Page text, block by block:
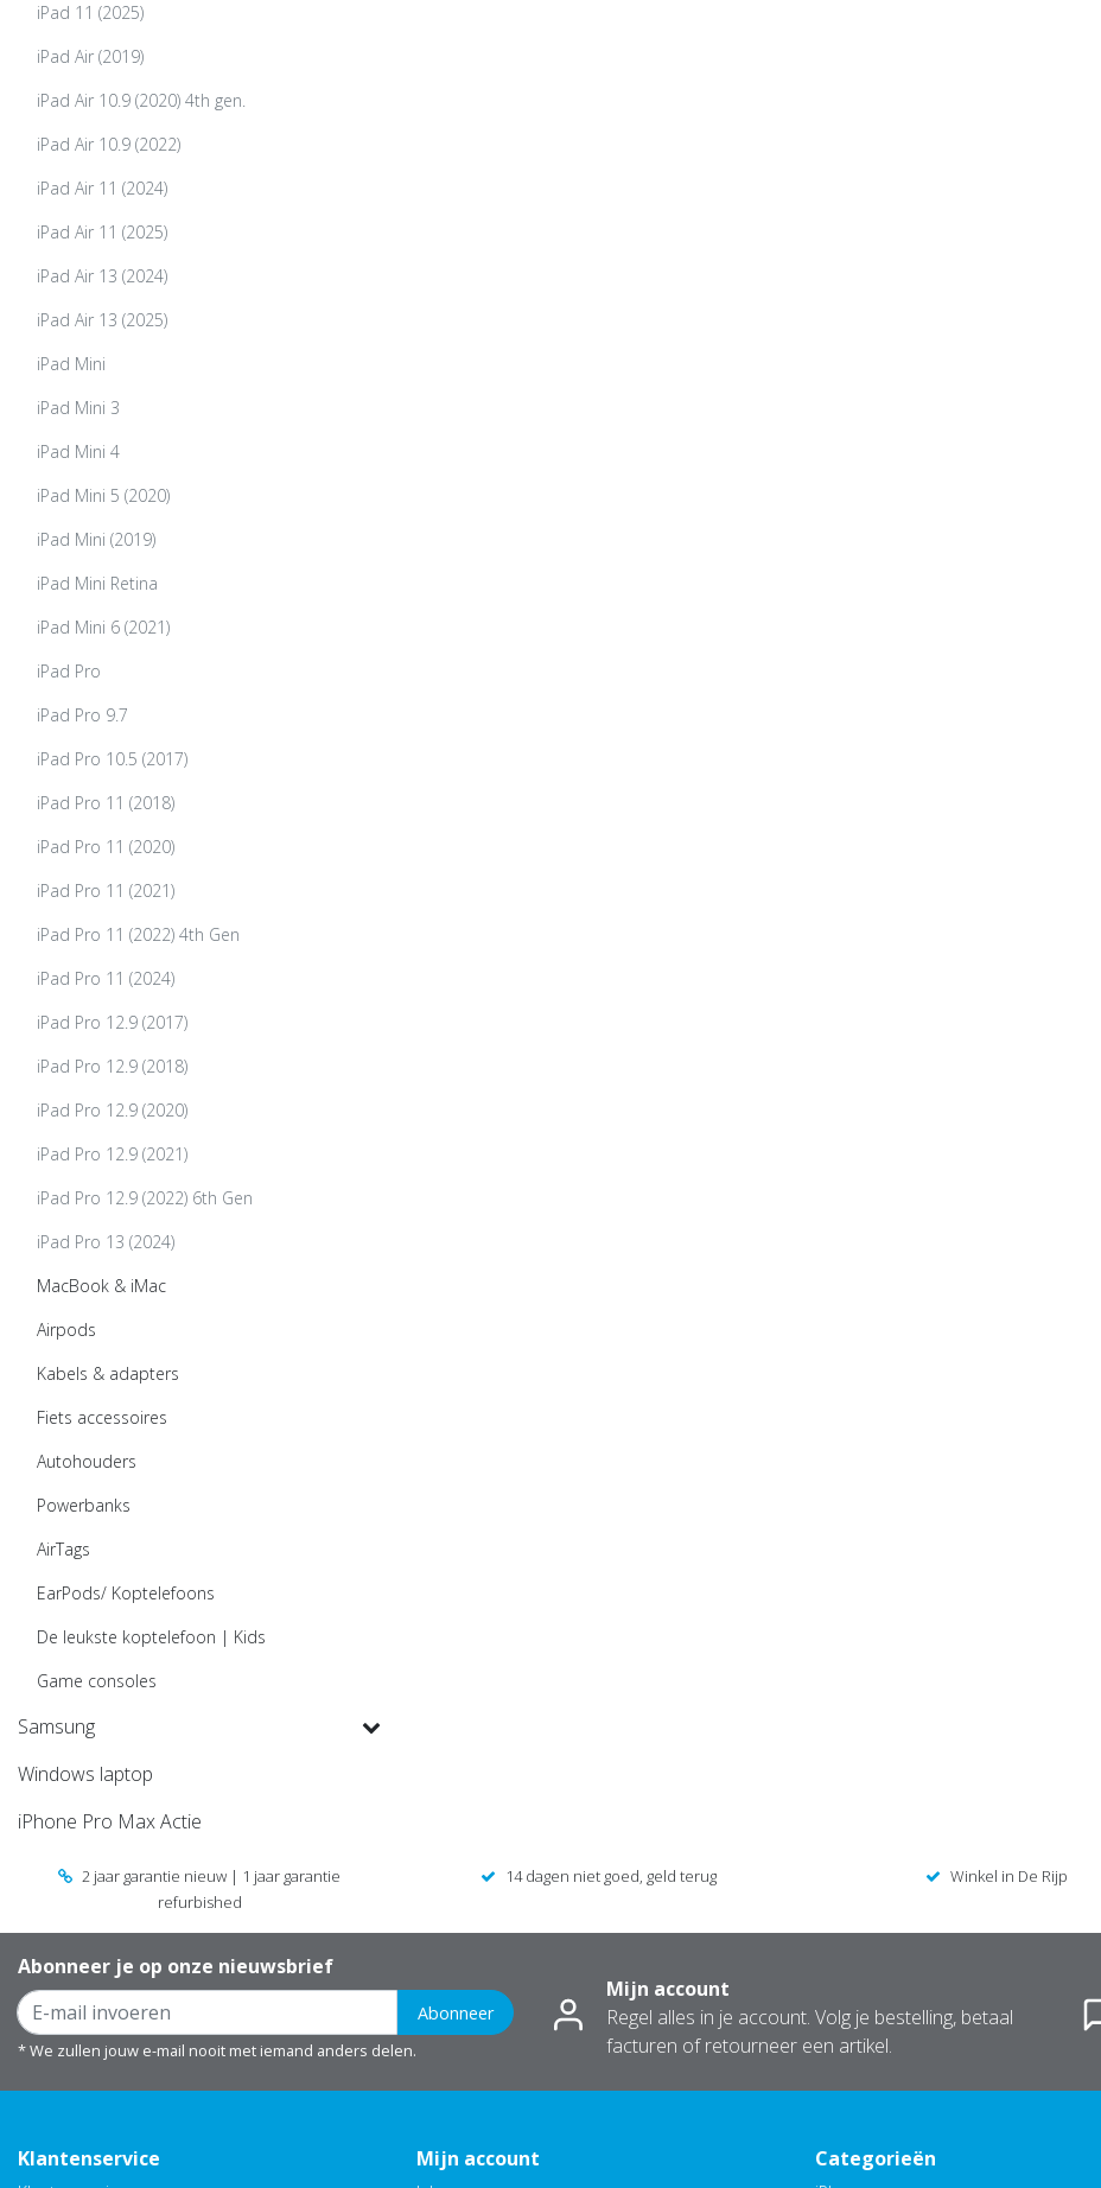
iPad 11 (2025)
iPad Air (2019)
iPad Air 10.9 (2020) 4th gen.
iPad Air 10.9 (2022)
iPad Air 11 (2024)
iPad Air 11 (2025)
iPad Air 13 (2024)
iPad Air 13 (2025)
iPad Mini
iPad Mini 3
iPad Mini 4
iPad Mini 5 (2020)
iPad Mini (2019)
iPad Mini Retina
iPad Mini 6 (2021)
iPad Pro
iPad Pro 9.7
iPad Pro 10.5 (2017)
iPad Pro 11 (2018)
iPad Pro 11 (2020)
iPad Pro 11 (2021)
iPad Pro 11 (2022) 4th Gen
iPad Pro 11 (2024)
iPad Pro 12.9 (2017)
iPad Pro 12.9 (2018)
iPad Pro 12.9 (2020)
iPad Pro 12.9 (2021)
iPad Pro 12.9 (2022) 6th Gen
iPad Pro 13 (2024)
MacBook & iMac
Airpods
Kabels & adapters
Fiets accessoires
Autohouders
Powerbanks
AirTags
EarPods/ Koptelefoons
De leukste koptelefoon | Kids
Game consoles
Samsung
Windows laptop
iPhone Pro Max Actie
2 jaar garantie nieuw | 1 jaar garantie
refurbished
14 dagen niet goed, geld terug Winkel in De Rijp
Abonneer je op onze nieuwsbrief
Abonneer
* We zullen jouw e-mail nooit met iemand anders delen.
Mijn account
Regel alles in je account. Volg je bestelling, betaal
facturen of retourneer een artikel.
Klantenservice Mijn account Categorieën